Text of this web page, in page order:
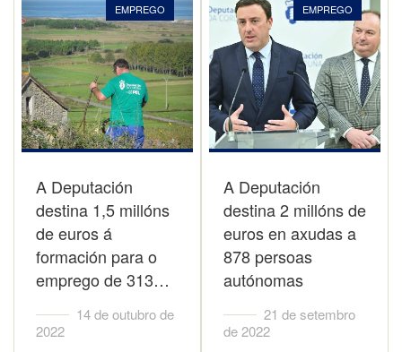
EMPREGO
A Deputación
destina 1,5 millóns
de euros á
formación para o
emprego de 313…
14 de outubro de
2022
EMPREGO
A Deputación
destina 2 millóns de
euros en axudas a
878 persoas
autónomas
21 de setembro
de 2022